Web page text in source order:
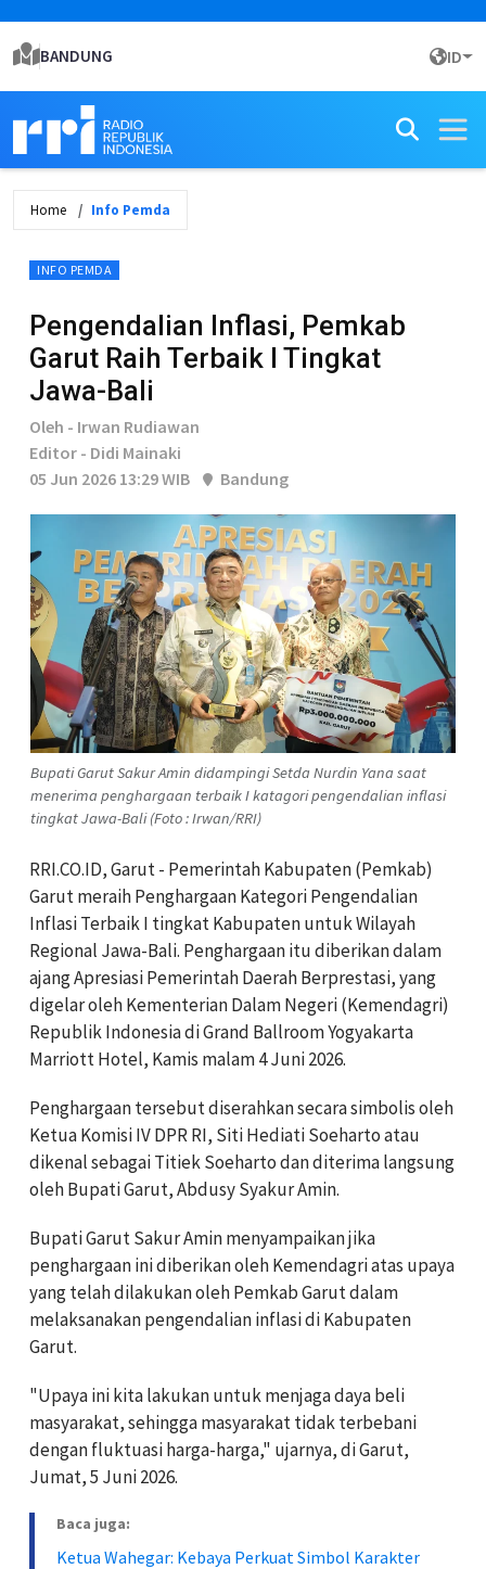
BANDUNG ID
Home Info Pemda
INFO PEMDA
Pengendalian Inflasi, Pemkab
Garut Raih Terbaik I Tingkat
Jawa-Bali
Oleh - Irwan Rudiawan
Editor - Didi Mainaki
05 Jun 2026 13:29 WIB
Bandung
Bupati Garut Sakur Amin didampingi Setda Nurdin Yana saat
menerima penghargaan terbaik I katagori pengendalian inflasi
tingkat Jawa-Bali (Foto : Irwan/RRI)
RRI.CO.ID, Garut - Pemerintah Kabupaten (Pemkab)
Garut meraih Penghargaan Kategori Pengendalian
Inflasi Terbaik I tingkat Kabupaten untuk Wilayah
Regional Jawa-Bali. Penghargaan itu diberikan dalam
ajang Apresiasi Pemerintah Daerah Berprestasi, yang
digelar oleh Kementerian Dalam Negeri (Kemendagri)
Republik Indonesia di Grand Ballroom Yogyakarta
Marriott Hotel, Kamis malam 4 Juni 2026.
Penghargaan tersebut diserahkan secara simbolis oleh
Ketua Komisi IV DPR RI, Siti Hediati Soeharto atau
dikenal sebagai Titiek Soeharto dan diterima langsung
oleh Bupati Garut, Abdusy Syakur Amin.
Bupati Garut Sakur Amin menyampaikan jika
penghargaan ini diberikan oleh Kemendagri atas upaya
yang telah dilakukan oleh Pemkab Garut dalam
melaksanakan pengendalian inflasi di Kabupaten
Garut.
"Upaya ini kita lakukan untuk menjaga daya beli
masyarakat, sehingga masyarakat tidak terbebani
dengan fluktuasi harga-harga," ujarnya, di Garut,
Jumat, 5 Juni 2026.
Baca juga:
Ketua Wahegar: Kebaya Perkuat Simbol Karakter